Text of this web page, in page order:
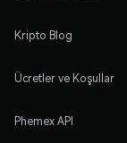
Kripto Blog
Ücretler ve Koşullar
Phemex API